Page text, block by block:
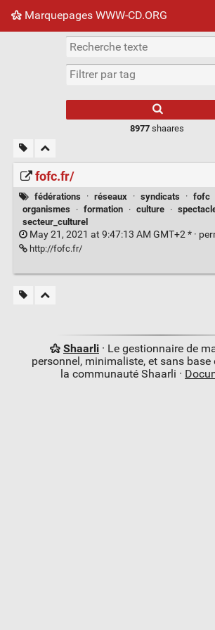
Marquepages WWW-CD.ORG
Nuage de tags Mur d'images
8977 shaares
fofc.fr/
fédérations · réseaux · syndicats · fofc
organismes
· formation · culture ·
secteur_culturel
May 21, 2021 at 9:47:13 AM GMT+2 * ·
http://fofc.fr/
Shaarli· Le gestionnaire de
personnel, minimaliste, et sans base
la communauté Shaarli ·